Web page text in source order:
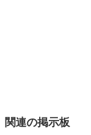
関連の掲示板